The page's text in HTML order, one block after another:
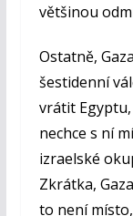
většinou
Ostatně,
šestidenní
vrátit
nechce s ní
izraelské
Zkrátka,
to není